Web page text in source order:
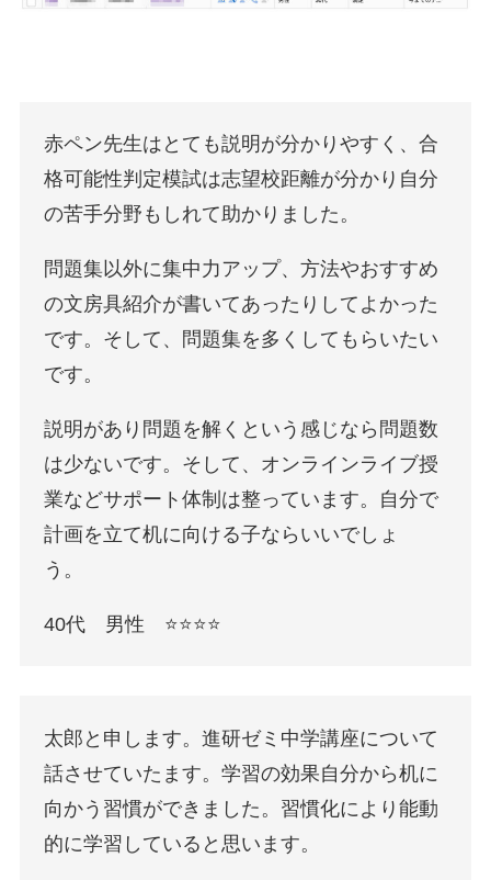
赤ペン先生はとても説明が分かりやすく、合
格可能性判定模試は志望校距離が分かり自分
の苦手分野もしれて助かりました。
問題集以外に集中力アップ、方法やおすすめ
の文房具紹介が書いてあったりしてよかった
です。そして、問題集を多くしてもらいたい
です。
説明があり問題を解くという感じなら問題数
は少ないです。そして、オンラインライブ授
業などサポート体制は整っています。自分で
計画を立て机に向ける子ならいいでしょ
う。
40代 男性 ⭐️⭐️⭐️⭐️
太郎と申します。進研ゼミ中学講座について
話させていたます。学習の効果自分から机に
向かう習慣ができました。習慣化により能動
的に学習していると思います。